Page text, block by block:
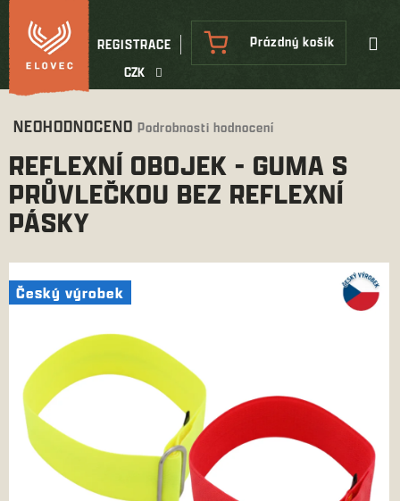
Přejít
na
obsah
CZK
REGISTRACE
NÁKUPNÍ
KOŠÍK
Prázdný košík
Průměrné
produktu
je
0,0
z
hvězdiček.
NEOHODNOCENO Podrobnosti hodnocení
REFLEXNÍ OBOJEK - GUMA S
PRŮVLEČKOU BEZ REFLEXNÍ
PÁSKY
Český výrobek
Český výrobek